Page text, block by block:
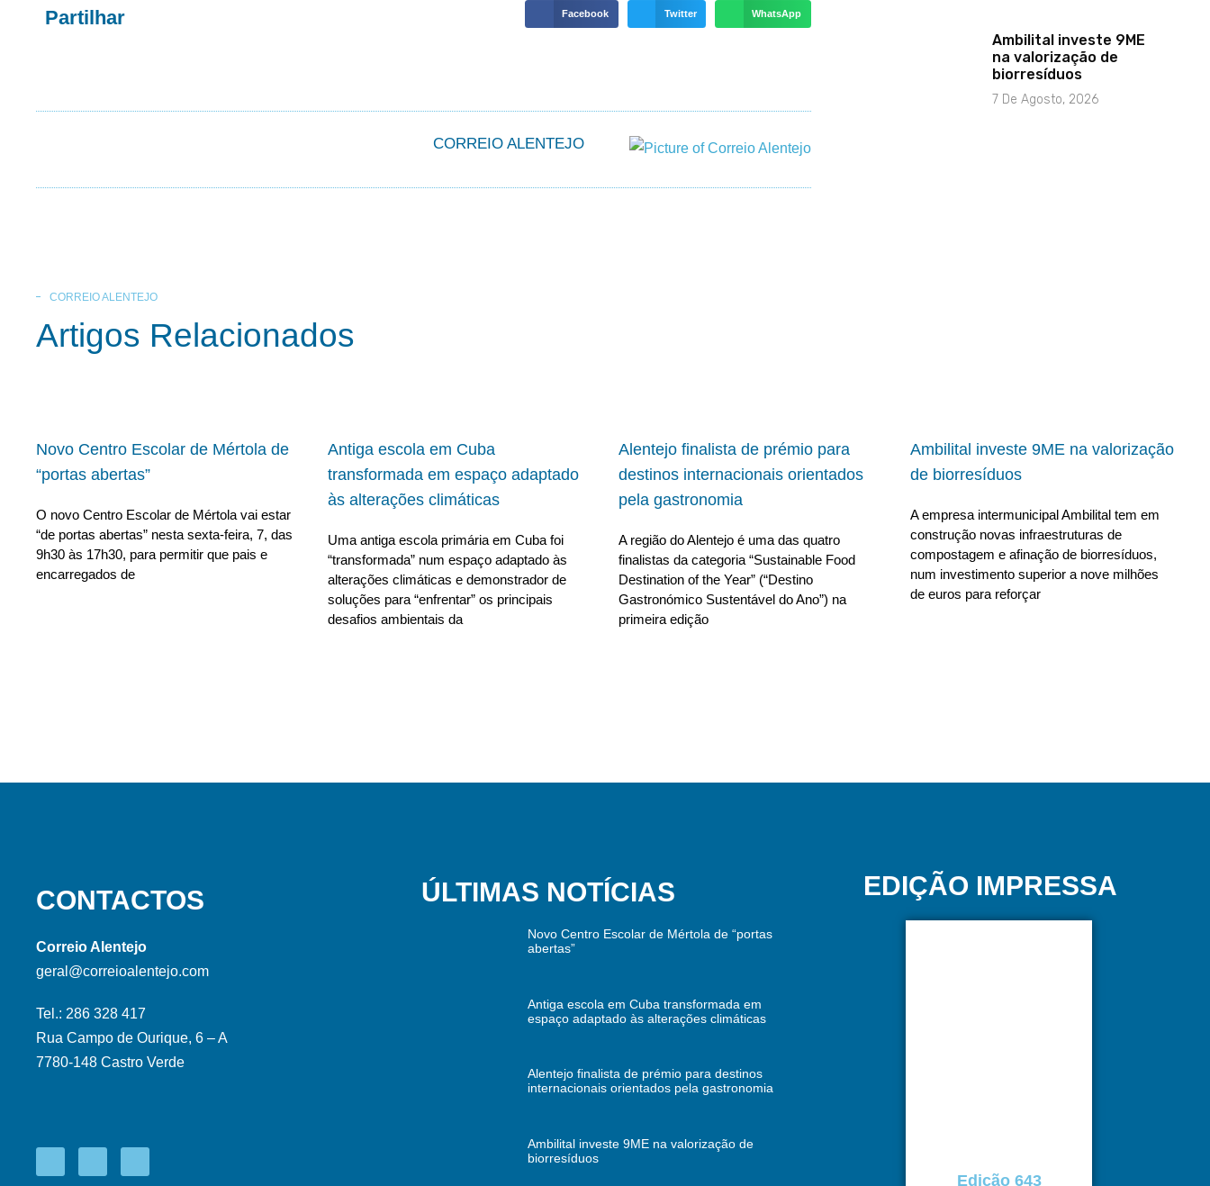
Partilhar Facebook Twitter WhatsApp
CORREIO ALENTEJO
Ambilital investe 9ME
na valorização de
biorresíduos
7 De Agosto, 2026
CORREIO ALENTEJO
Artigos Relacionados
Novo Centro Escolar de Mértola de
“portas abertas”
O novo Centro Escolar de Mértola vai estar
“de portas abertas” nesta sexta-feira, 7, das
9h30 às 17h30, para permitir que pais e
encarregados de
Antiga escola em Cuba
transformada em espaço adaptado
às alterações climáticas
Uma antiga escola primária em Cuba foi
“transformada” num espaço adaptado às
alterações climáticas e demonstrador de
soluções para “enfrentar” os principais
desafios ambientais da
Alentejo finalista de prémio para
destinos internacionais orientados
pela gastronomia
A região do Alentejo é uma das quatro
finalistas da categoria “Sustainable Food
Destination of the Year” (“Destino
Gastronómico Sustentável do Ano”) na
primeira edição
Ambilital investe 9ME na valorização
de biorresíduos
A empresa intermunicipal Ambilital tem em
construção novas infraestruturas de
compostagem e afinação de biorresíduos,
num investimento superior a nove milhões
de euros para reforçar
CONTACTOS
Correio Alentejo
geral@correioalentejo.com
Tel.: 286 328 417
Rua Campo de Ourique, 6 – A
7780-148 Castro Verde
ÚLTIMAS NOTÍCIAS
Novo Centro Escolar de Mértola de “portas
abertas”
Antiga escola em Cuba transformada em
espaço adaptado às alterações climáticas
Alentejo finalista de prémio para destinos
internacionais orientados pela gastronomia
Ambilital investe 9ME na valorização de
biorresíduos
EDIÇÃO IMPRESSA
Edição 643